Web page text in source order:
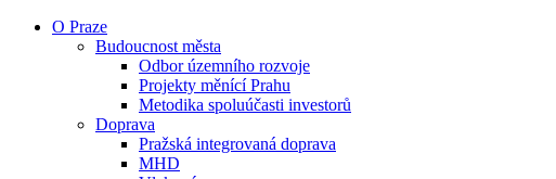
O Praze
Budoucnost města
Odbor územního rozvoje
Projekty měnící Prahu
Metodika spoluúčasti investorů
Doprava
Pražská integrovaná doprava
MHD